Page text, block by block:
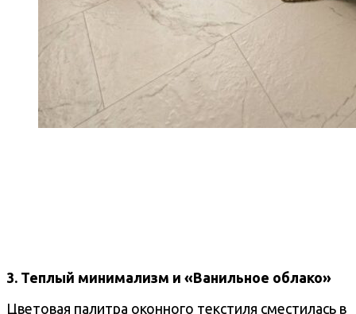
3. Теплый минимализм и «Ванильное облако»
Цветовая палитра оконного текстиля сместилась в